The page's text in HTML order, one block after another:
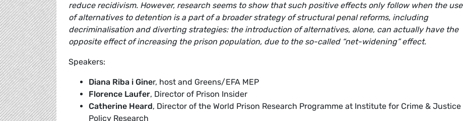
reduce recidivism. However, research seems to show that such positive effects only follow when the use
of alternatives to detention is a part of a broader strategy of structural penal reforms, including
decriminalisation and diverting strategies: the introduction of alternatives, alone, can actually have the
opposite effect of increasing the prison population, due to the so-called “net-widening” effect.
Speakers:
Diana Riba i Giner, host and Greens/EFA MEP
Florence Laufer, Director of Prison Insider
Catherine Heard, Director of the World Prison Research Programme at Institute for Crime & Justice
Policy Research